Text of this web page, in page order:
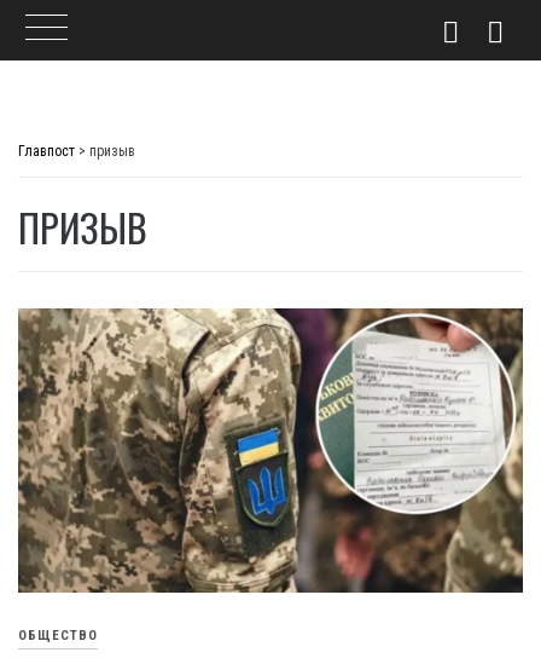
Главпост > призыв
ПРИЗЫВ
ОБЩЕСТВО